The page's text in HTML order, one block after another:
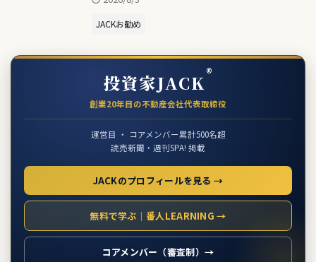
JACKお勧め
投資家JACK®
創業20年目の不動産会社代表取締役
運営目 ・ コアメンバー累計500名超
読売新聞・週刊SPA! 掲載
JACKのプロフィールを見る →
無料で学ぶ｜番人LEARNING →
コアメンバー（審査制）→